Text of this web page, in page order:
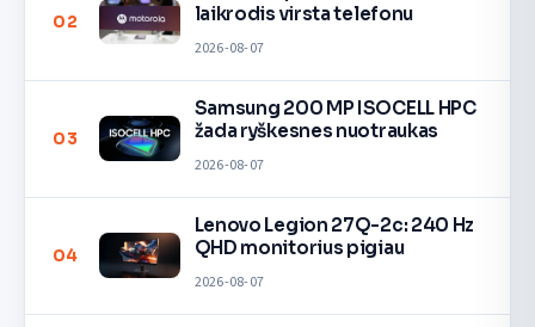
02
laikrodis virsta telefonu
2026-08-07
03
Samsung 200 MP ISOCELL HPC
žada ryškesnes nuotraukas
2026-08-07
04
Lenovo Legion 27Q-2c: 240 Hz
QHD monitorius pigiau
2026-08-07